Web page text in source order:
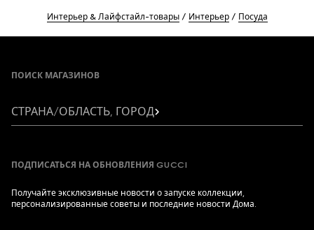
Интерьер & Лайфстайл-товары Интерьер Посуда
ПОИСК МАГАЗИНОВ
СТРАНА/ОБЛАСТЬ, ГОРОД
ПОДПИСАТЬСЯ НА ОБНОВЛЕНИЯ GUCCI
Получайте эксклюзивные новости о запуске коллекции,
персонализированные советы и последние новости Дома.